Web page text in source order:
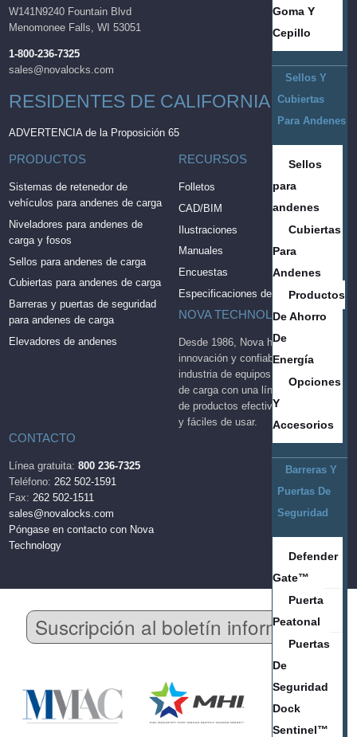
Goma Y
Cepillo
Sellos Y
Cubiertas
Para Andenes
Sellos
para
andenes
Cubiertas
Para
Andenes
Productos
De Ahorro
De
Energía
Opciones
Y
Accesorios
Barreras Y
Puertas De
Seguridad
Defender
Gate™
Puerta
Peatonal
Puertas
De
Seguridad
Dock
Sentinel™
W141N9240 Fountain Blvd
Menomonee Falls, WI 53051
1-800-236-7325
sales@novalocks.com
RESIDENTES DE CALIFORNIA
ADVERTENCIA de la Proposición 65
PRODUCTOS
Sistemas de retenedor de
vehículos para andenes de carga
Niveladores para andenes de
carga y fosos
Sellos para andenes de carga
Cubiertas para andenes de carga
Barreras y puertas de seguridad
para andenes de carga
Elevadores de andenes
RECURSOS
Folletos
CAD/BIM
Ilustraciones
Manuales
Encuestas
Especificaciones del producto
NOVA TECHNOLOGY
Desde 1986, Nova ha aportado
innovación y confiabilidad a la
industria de equipos para andenes
de carga con una línea completa
de productos efectivos, duraderos
y fáciles de usar.
CONTACTO
Línea gratuita:800 236-7325
Teléfono:262 502-1591
Fax:262 502-1511
sales@novalocks.com
Póngase en contacto con Nova
Technology
Suscripción al boletín informativo